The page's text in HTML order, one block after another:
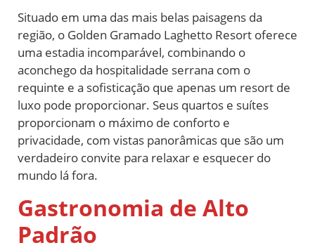
Situado em uma das mais belas paisagens da
região, o Golden Gramado Laghetto Resort oferece
uma estadia incomparável, combinando o
aconchego da hospitalidade serrana com o
requinte e a sofisticação que apenas um resort de
luxo pode proporcionar. Seus quartos e suítes
proporcionam o máximo de conforto e
privacidade, com vistas panorâmicas que são um
verdadeiro convite para relaxar e esquecer do
mundo lá fora.
Gastronomia de Alto
Padrão